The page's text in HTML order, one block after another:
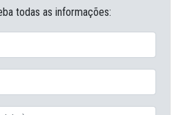
todas as informações: